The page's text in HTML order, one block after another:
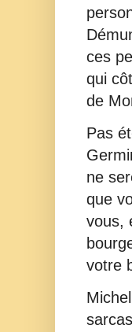
ces
qui
de
Pas
ne
que
vous,
votre